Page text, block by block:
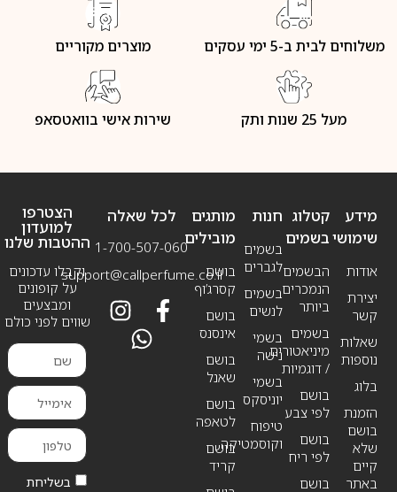
משלוחים לבית ב-5 ימי עסקים מוצרים מקוריים
מעל 25 שנות ותק שירות אישי בוואטסאפ
מידע
שימושי
אודות
יצירת
קשר
שאלות
נוספות
בלוג
הזמנת
בושם
שלא
קיים
באתר
חנות
בשמים
לגברים
בשמים
לנשים
בשמי
נישה
בשמי
יוניסקס
טיפוח
וקוסמטיקה
קטלוג
בשמים
הבשמים
הנמכרים
ביותר
בשמים
מיניאטורים
/ דוגמיות
בושם
לפי צבע
בושם
לפי ריח
בושם
מותגים
מובילים
בושם
קסרג’וף
בושם
אינסנס
בושם
שאנל
בושם
לטאפה
בושם
קריד
לכל שאלה
1-700-507-060
support@callperfume.co.il
הצטרפו
למועדון
ההטבות שלנו
וקבלו עדכונים
על קופונים
ומבצעים
שווים לפני כולם
בשליחת